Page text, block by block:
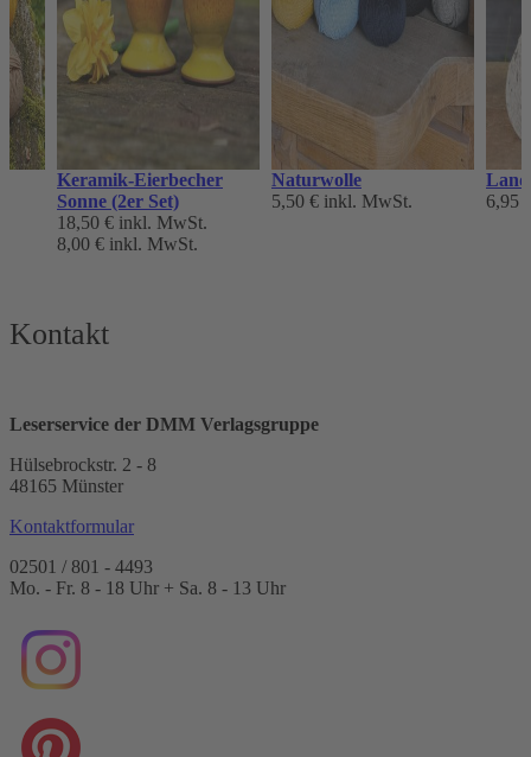
Keramik-Eierbecher
Sonne (2er Set)
18,50 € inkl. MwSt.
8,00 € inkl. MwSt.
Naturwolle
5,50 € inkl. MwSt.
6,95
Kontakt
Leserservice der DMM Verlagsgruppe
Hülsebrockstr. 2 - 8
48165 Münster
Kontaktformular
02501 / 801 - 4493
Mo. - Fr. 8 - 18 Uhr + Sa. 8 - 13 Uhr